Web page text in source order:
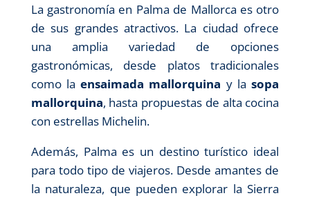
La gastronomía en Palma de Mallorca es otro
de sus grandes atractivos. La ciudad ofrece
una amplia variedad de opciones
gastronómicas, desde platos tradicionales
como laensaimada mallorquina y lasopa
mallorquina, hasta propuestas de alta cocina
con estrellas Michelin.
Además, Palma es un destino turístico ideal
para todo tipo de viajeros. Desde amantes de
la naturaleza, que pueden explorar la Sierra